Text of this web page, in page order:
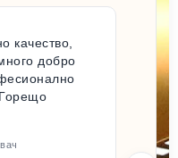
качество,
добро